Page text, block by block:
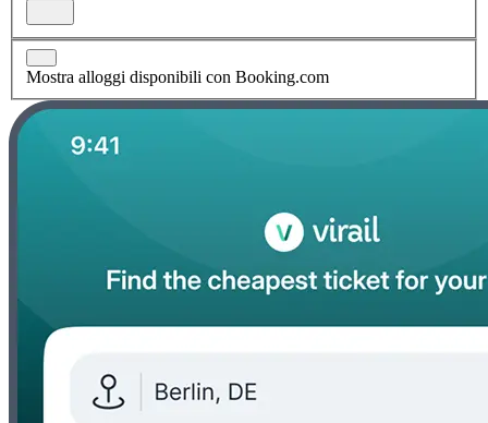
Mostra alloggi disponibili con Booking.com